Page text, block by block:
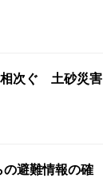
相次ぐ 土砂災害
避難情報の確